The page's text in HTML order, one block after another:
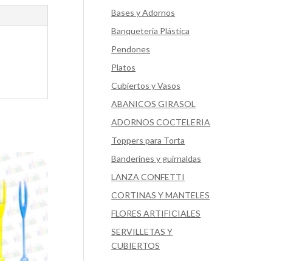
Bases y Adornos
Banqueteria Plástica
Pendones
Platos
Cubiertos y Vasos
ABANICOS GIRASOL
ADORNOS COCTELERIA
Toppers para Torta
Banderines y guirnaldas
LANZA CONFETTI
CORTINAS Y MANTELES
FLORES ARTIFICIALES
SERVILLETAS Y
CUBIERTOS